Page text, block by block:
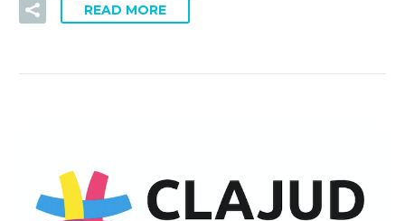
READ MORE